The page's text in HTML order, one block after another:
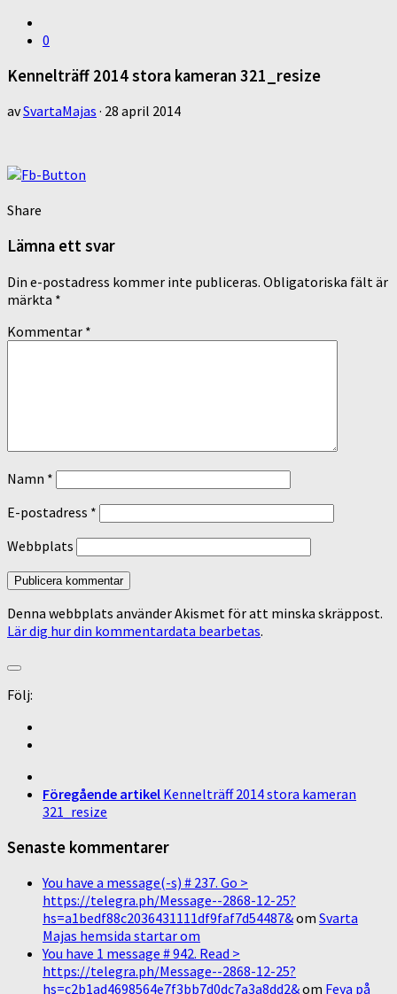
0
Kennelträff 2014 stora kameran 321_resize
avSvartaMajas · 28 april 2014
Share
Lämna ett svar
Din e-postadress kommer inte publiceras. Obligatoriska fält är
märkta *
Kommentar *
Namn *
E-postadress *
Webbplats
Denna webbplats använder Akismet för att minska skräppost.
Lär dig hur din kommentardata bearbetas.
Följ:
Föregående artikel Kennelträff 2014 stora kameran
321_resize
Senaste kommentarer
You have a message(-s) # 237. Go >
https://telegra.ph/Message--2868-12-25?
hs=a1bedf88c2036431111df9faf7d54487&om Svarta
Majas hemsida startar om
You have 1 message # 942. Read >
https://telegra.ph/Message--2868-12-25?
hs=c2b1ad4698564e7f3bb7d0dc7a3a8dd2&om Feya på